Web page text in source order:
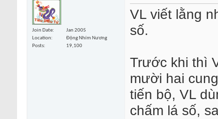
Join Date
Jan 2005
Location
Động Nhím Nương
Posts
19,100
VL viết lằng
số.
Trước khi thì
mười hai
tiến bộ, VL
chấm lá số,